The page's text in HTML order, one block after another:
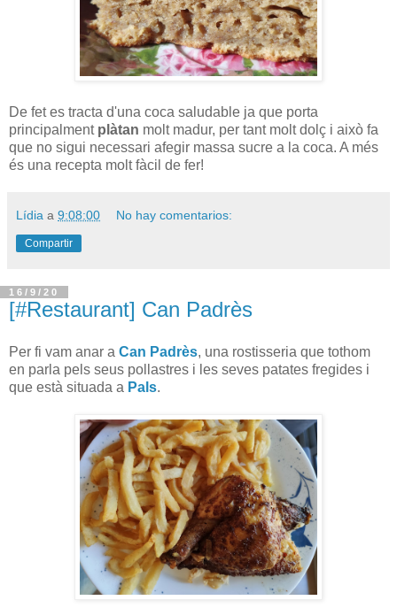
De fet es tracta d'una coca saludable ja que porta
principalment plàtan molt madur, per tant molt dolç i això fa
que no sigui necessari afegir massa sucre a la coca. A més
és una recepta molt fàcil de fer!
Lídia a 9:08:00 No hay comentarios:
Compartir
16/9/20
[#Restaurant] Can Padrès
Per fi vam anar a Can Padrès, una rostisseria que tothom
en parla pels seus pollastres i les seves patates fregides i
que està situada a Pals.